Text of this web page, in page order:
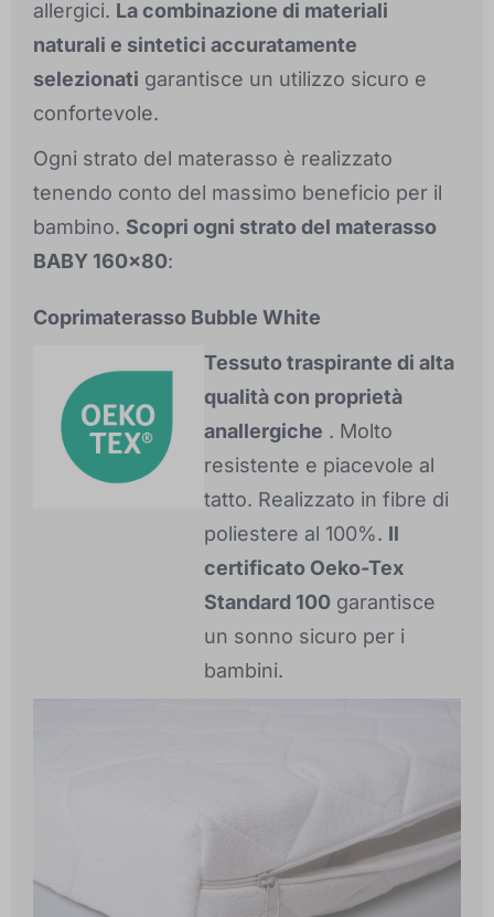
allergici. La combinazione di materiali
naturali e sintetici accuratamente
selezionati garantisce un utilizzo sicuro e
confortevole.
Ogni strato del materasso è realizzato
tenendo conto del massimo beneficio per il
bambino. Scopri ogni strato del materasso
BABY 160x80:
Coprimaterasso Bubble White
Tessuto traspirante di alta
qualità con proprietà
anallergiche . Molto
resistente e piacevole al
tatto. Realizzato in fibre di
poliestere al 100%. Il
certificato Oeko-Tex
Standard 100 garantisce
un sonno sicuro per i
bambini.